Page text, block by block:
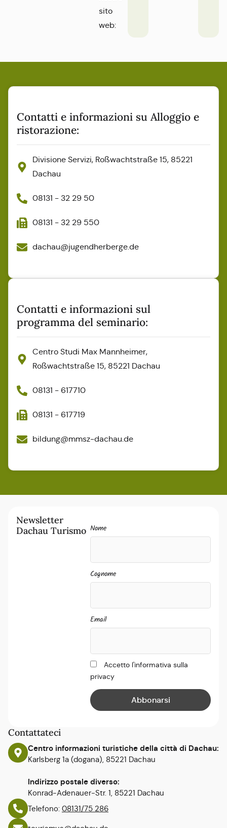
sito
web:
Contatti e informazioni su Alloggio e
ristorazione:
Divisione Servizi, Roßwachtstraße 15, 85221
Dachau
08131 - 32 29 50
08131 - 32 29 550
dachau@jugendherberge.de
Contatti e informazioni sul
programma del seminario:
Centro Studi Max Mannheimer,
Roßwachtstraße 15, 85221 Dachau
08131 - 617710
08131 - 617719
bildung@mmsz-dachau.de
Contattateci
Centro informazioni turistiche della città di Dachau:
Karlsberg 1a (dogana), 85221 Dachau
Indirizzo postale diverso:
Konrad-Adenauer-Str. 1, 85221 Dachau
Telefono: 08131/75 286
Newsletter
Dachau Turismo Nome
Cognome
Email
Accetto l'informativa sulla
privacy